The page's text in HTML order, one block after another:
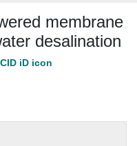
membrane
desalination